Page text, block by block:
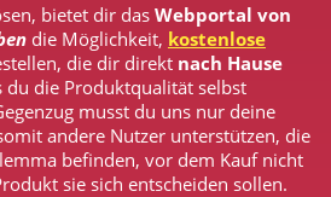
bietet dir das Webportal von
die Möglichkeit, kostenlose
die dir direkt nach Hause
du die Produktqualität selbst
musst du uns nur deine
andere Nutzer unterstützen, die
befinden, vor dem Kauf nicht
sie sich entscheiden sollen.